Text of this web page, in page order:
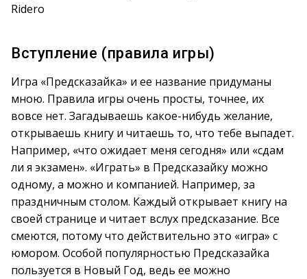
Ridero
Вступление (правила игры)
Игра «Предсказайка» и ее название придуманы
мною. Правила игры очень просты, точнее, их
вовсе нет. Загадываешь какое-нибудь желание,
открываешь книгу и читаешь то, что тебе выпадет.
Например, «что ожидает меня сегодня» или «сдам
ли я экзамен». «Играть» в Предсказайку можно
одному, а можно и компанией. Например, за
праздничным столом. Каждый открывает книгу на
своей странице и читает вслух предсказание. Все
смеются, потому что действительно это «игра» с
юмором. Особой популярностью Предсказайка
пользуется в Новый Год, ведь ее можно